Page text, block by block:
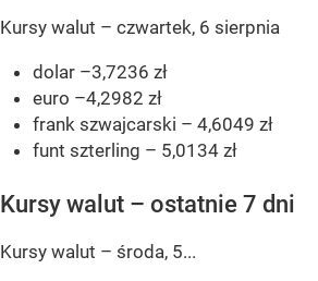
Kursy walut – czwartek, 6 sierpnia
dolar –3,7236 zł
euro –4,2982 zł
frank szwajcarski – 4,6049 zł
funt szterling – 5,0134 zł
Kursy walut – ostatnie 7 dni
Kursy walut – środa, 5...